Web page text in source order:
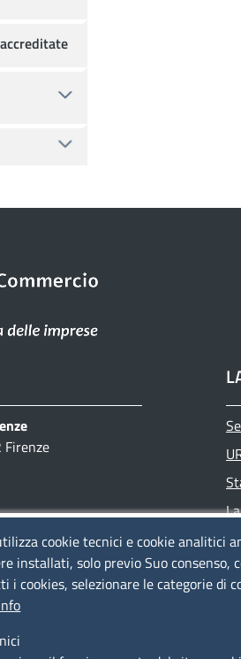
Firenze
cookie tecnici e cookie analitici
installati, solo previo Suo
i cookies, selezionare le categorie di